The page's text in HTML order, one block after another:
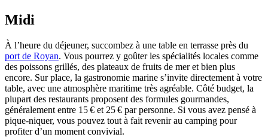
Midi
À l’heure du déjeuner, succombez à une table en terrasse près du
port de Royan. Vous pourrez y goûter les spécialités locales comme
des poissons grillés, des plateaux de fruits de mer et bien plus
encore. Sur place, la gastronomie marine s’invite directement à votre
table, avec une atmosphère maritime très agréable. Côté budget, la
plupart des restaurants proposent des formules gourmandes,
généralement entre 15 € et 25 € par personne. Si vous avez pensé à
pique-niquer, vous pouvez tout à fait revenir au camping pour
profiter d’un moment convivial.